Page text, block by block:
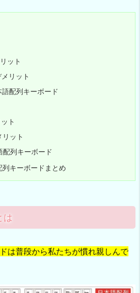
ット
リット
配列キーボード
ト
ット
配列キーボード
キーボードまとめ
は
は普段から私たちが慣れ親しんで